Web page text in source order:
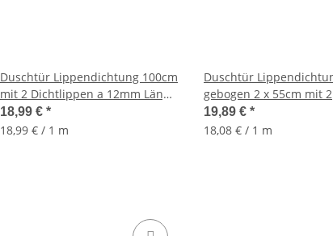
Duschtür Lippendichtung 100cm
mit 2 Dichtlippen a 12mm Länge
für 6-8mm Glasstärke
18,99 € *
18,99 € / 1 m
Duschtür
gebogen 2 x 55cm mit 2
Dichtlippen für 6-8mm
Glasstärke
19,89 € *
18,08 € / 1 m